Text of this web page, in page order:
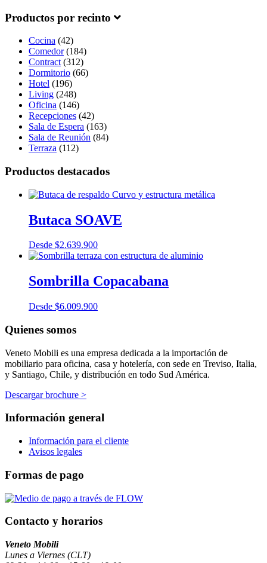
Productos por recinto
Cocina (42)
Comedor(184)
Contract (312)
Dormitorio (66)
Hotel (196)
Living (248)
Oficina (146)
Recepciones (42)
Sala de Espera (163)
Sala de Reunión (84)
Terraza (112)
Productos destacados
Butaca SOAVE
Desde $2.639.900
Sombrilla Copacabana
Desde $6.009.900
Quienes somos
Veneto Mobili es una empresa dedicada a la importación de
mobiliario para oficina, casa y hotelería, con sede en Treviso, Italia,
y Santiago, Chile, y distribución en todo Sud América.
Descargar brochure >
Información general
Información para el cliente
Avisos legales
Formas de pago
Contacto y horarios
Veneto Mobili
Lunes a Viernes (CLT)